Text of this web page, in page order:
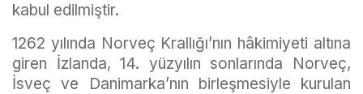
kabul edilmiştir.
1262 yılında Norveç Krallığı’nın hâkimiyeti altına
giren İzlanda, 14. yüzyılın sonlarında Norveç,
İsveç ve Danimarka’nın birleşmesiyle kurulan